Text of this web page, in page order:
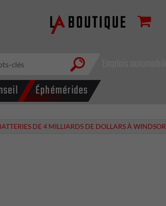
Éphémérides
DE 4 MILLIARDS DE DOLLARS À WINDSOR